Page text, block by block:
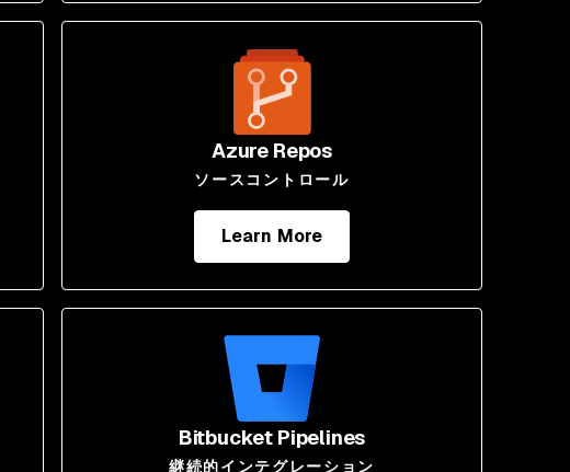
Azure Repos
ソースコントロール
Learn More
Bitbucket Pipelines
継続的インテグレーション